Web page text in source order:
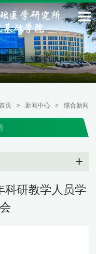
页 > 新闻中心 > 综合新闻
科研教学人员学